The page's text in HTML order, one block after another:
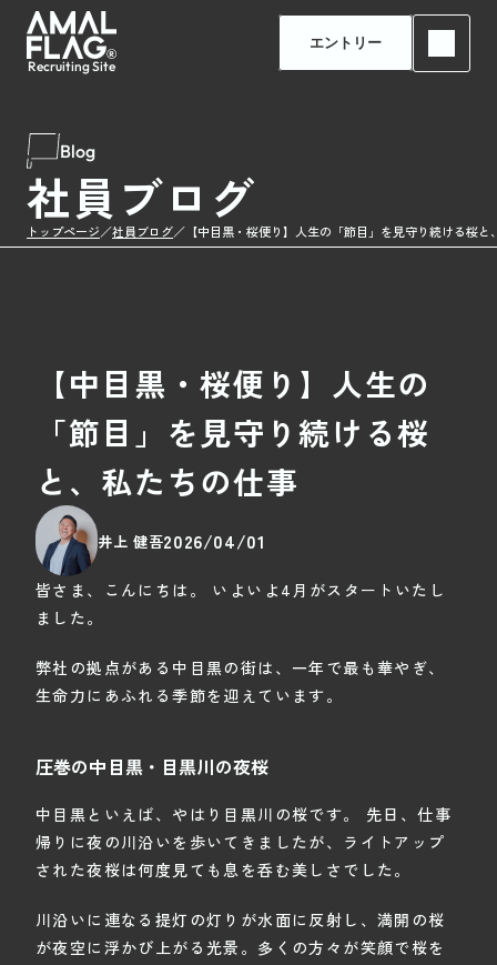
Recruiting Site
エントリー
Blog
社員ブログ
トップページ／社員ブログ／ 【中目黒・桜便り】人生の「節目」を見守り続ける桜と
【中目黒・桜便り】人生の
「節目」を見守り続ける桜
と、私たちの仕事
井上 健吾2026/04/01
皆さま、こんにちは。 いよいよ4月がスタートいたし
ました。
弊社の拠点がある中目黒の街は、一年で最も華やぎ、
生命力にあふれる季節を迎えています。
圧巻の中目黒・目黒川の夜桜
中目黒といえば、やはり目黒川の桜です。 先日、仕事
帰りに夜の川沿いを歩いてきましたが、ライトアップ
された夜桜は何度見ても息を呑む美しさでした。
川沿いに連なる提灯の灯りが水面に反射し、満開の桜
が夜空に浮かび上がる光景。多くの方々が笑顔で桜を